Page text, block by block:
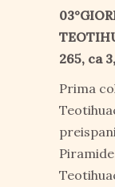
265, ca
Prima